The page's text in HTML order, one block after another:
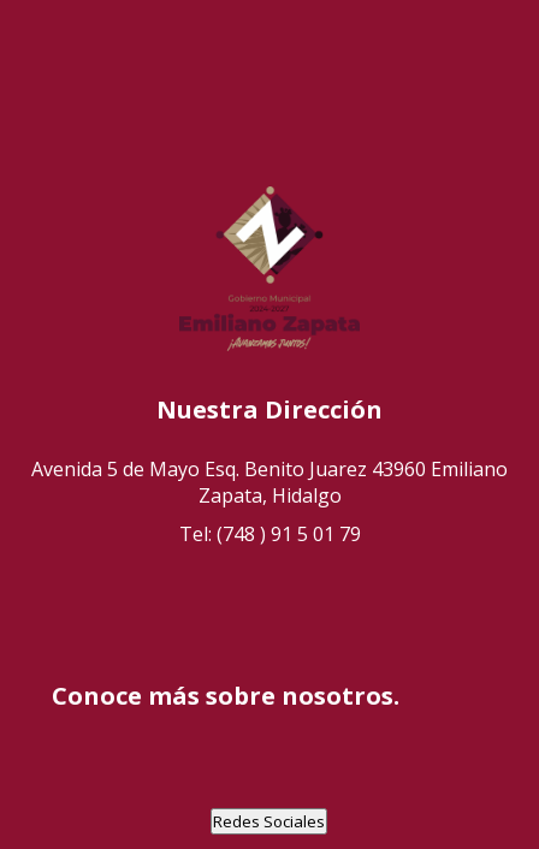
Nuestra Dirección
Avenida 5 de Mayo Esq. Benito Juarez 43960 Emiliano
Zapata, Hidalgo
Tel: (748 ) 91 5 01 79
Conoce más sobre nosotros.
Redes Sociales